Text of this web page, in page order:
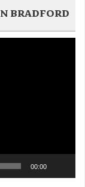
BRADFORD
00:00